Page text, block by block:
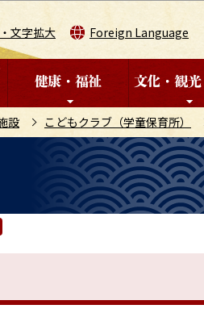
文字拡大 Foreign Language
設 こどもクラブ（学童保育所）